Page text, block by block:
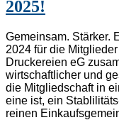
2025!
Gemeinsam. Stärker.
2024 für die
Druckereien eG
wirtschaftlicher und
die Mitgliedschaft in
eine ist, ein
reinen